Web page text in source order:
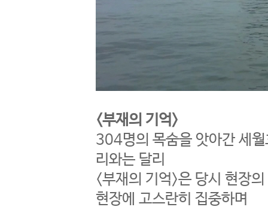
<부재의 기억>
304명의 목숨을 앗아간 세
리와는 달리
<부재의 기억>은 당시 현장
현장에 고스란히 집중하며